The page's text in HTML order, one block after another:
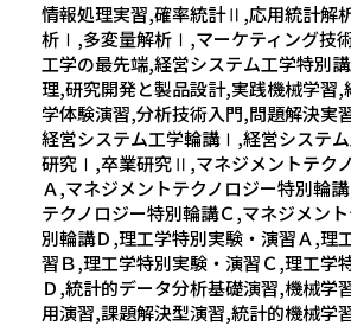
情報処理実習,確率統計Ⅱ,応用統計解
析Ⅰ,多変量解析Ⅰ,マーケティング技
工学の最先端,経営システム工学特別
理,研究開発と製品設計,実践機械学習,
学体験演習,分析技術入門,問題解決実
経営システム工学輪講Ⅰ,経営システ
研究Ⅰ,卒業研究Ⅱ,マネジメントテク
Ａ,マネジメントテクノロジー特別輪
テクノロジー特別輪講Ｃ,マネジメン
別輪講Ｄ,理工学特別実験・演習Ａ,理
習Ｂ,理工学特別実験・演習Ｃ,理工学
Ｄ,統計的データ分析基礎演習,機械学
用演習,課題解決型演習,統計的機械学